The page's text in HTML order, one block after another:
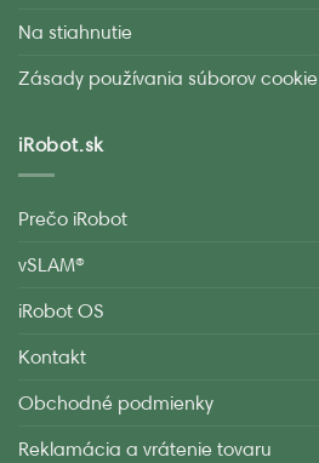
Na stiahnutie
Zásady používania súborov cookie
iRobot.sk
Prečo iRobot
vSLAM®
iRobot OS
Kontakt
Obchodné podmienky
Reklamácia a vrátenie tovaru